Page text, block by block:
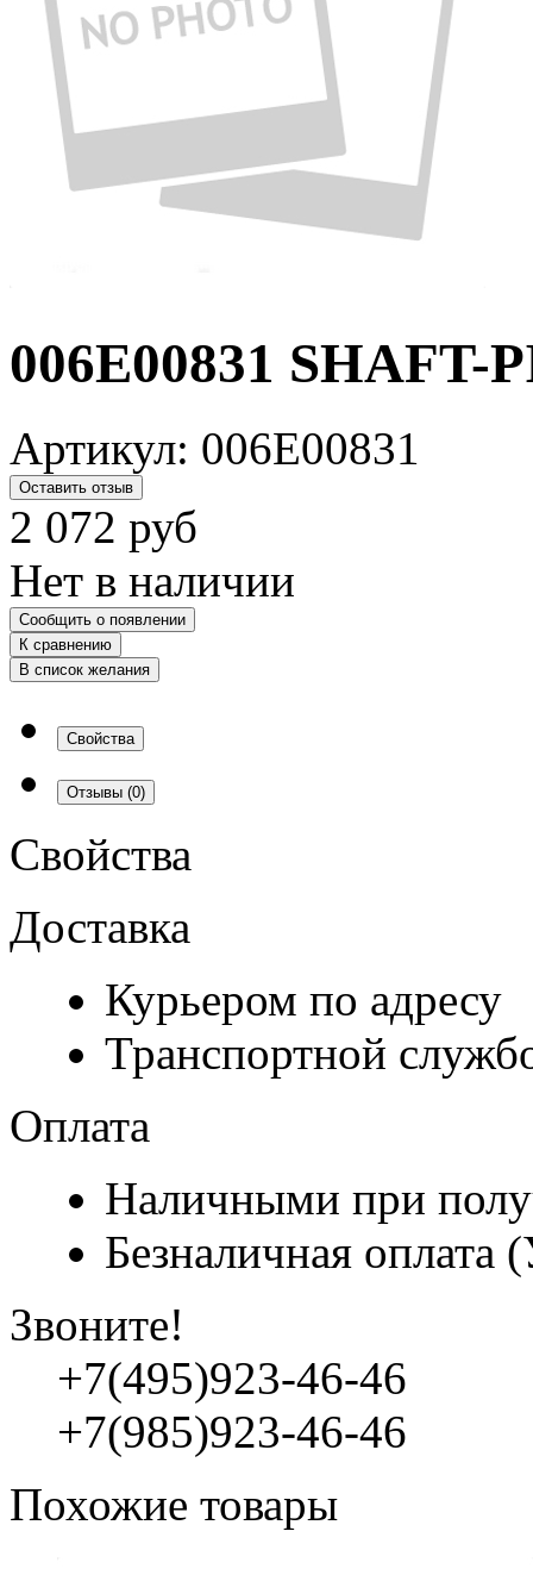
006E00831 SHAFT-
Артикул: 006E00831
Оставить отзыв
2 072 руб
Нет в наличии
Сообщить о появлении
К сравнению
В список желания
Свойства
Отзывы (0)
Свойства
Доставка
Курьером по адресу
Транспортной
Оплата
Наличными при
Безналичная
Звоните!
+7(495)923-46-46
+7(985)923-46-46
Похожие товары